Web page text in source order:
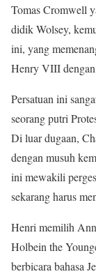
Tomas Cromwell
didik Wolsey,
ini, yang
Henry VIII
Persatuan ini
seorang putri
Di luar dugaan,
dengan musuh
ini mewakili
sekarang harus
Henri memilih
Holbein the
berbicara bahasa